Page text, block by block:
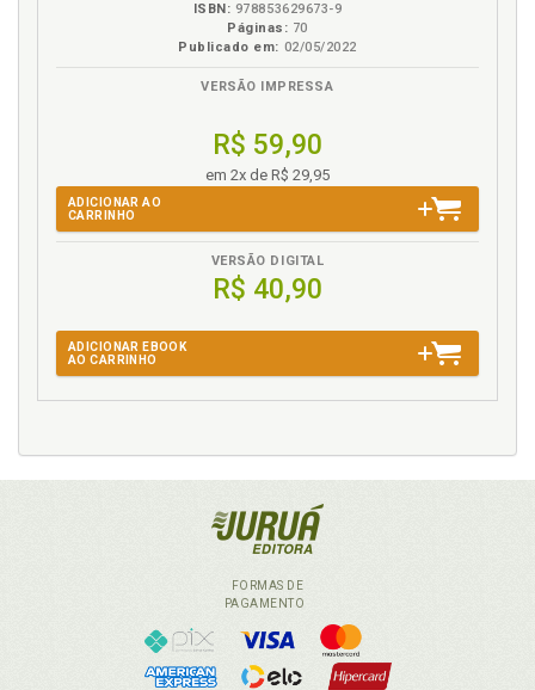
ISBN: 978853629673-9
Páginas: 70
Publicado em: 02/05/2022
VERSÃO IMPRESSA
R$ 59,90
em 2x de R$ 29,95
ADICIONAR AO
CARRINHO
VERSÃO DIGITAL
R$ 40,90
ADICIONAR EBOOK
AO CARRINHO
FORMAS DE
PAGAMENTO